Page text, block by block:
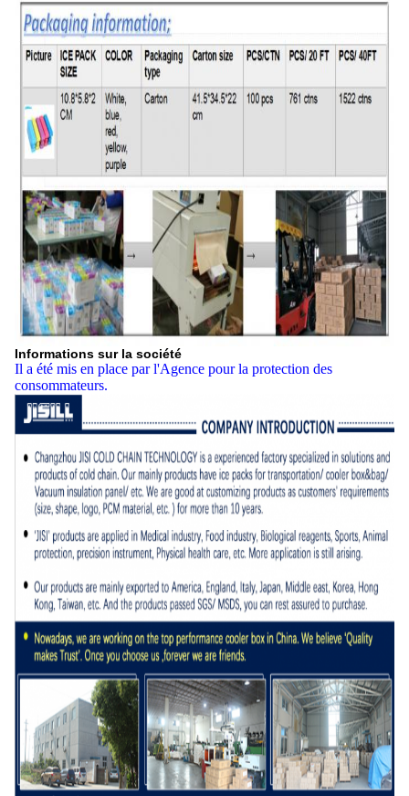
Informations sur la société
Il a été mis en place par l'Agence pour la protection des
consommateurs.